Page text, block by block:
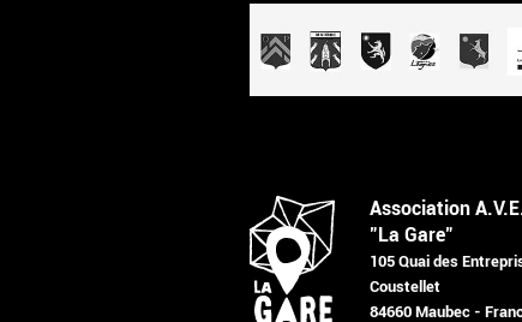
Association
"La Gare"
105 Quai des
Coustellet
84660 Maubec -